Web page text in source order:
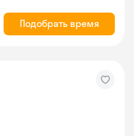
Подобрать время